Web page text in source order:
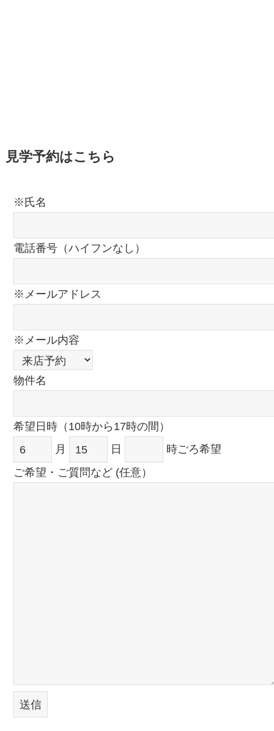
見学予約はこちら
※氏名
電話番号（ハイフンなし）
※メールアドレス
※メール内容
物件名
希望日時（10時から17時の間）
月
日
時ごろ希望
ご希望・ご質問など (任意）